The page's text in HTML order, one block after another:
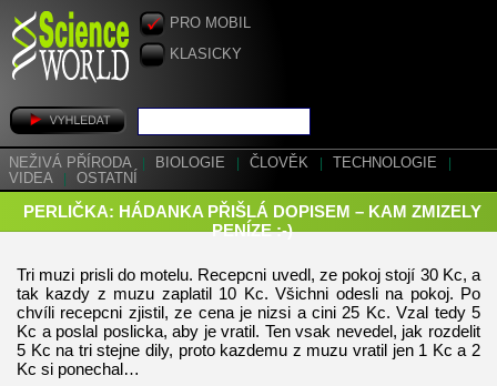
PRO MOBIL
KLASICKY
NEŽIVÁ PŘÍRODA BIOLOGIE ČLOVĚK TECHNOLOGIE
VIDEA
OSTATNÍ
PERLIČKA: HÁDANKA PŘIŠLÁ DOPISEM – KAM ZMIZELY
PENÍZE :-)
Tri muzi prisli do motelu. Recepcni uvedl, ze pokoj stojí 30 Kc, a
tak kazdy z muzu zaplatil 10 Kc. Všichni odesli na pokoj. Po
chvíli recepcni zjistil, ze cena je nizsi a cini 25 Kc. Vzal tedy 5
Kc a poslal poslicka, aby je vratil. Ten vsak nevedel, jak rozdelit
5 Kc na tri stejne dily, proto kazdemu z muzu vratil jen 1 Kc a 2
Kc si ponechal…